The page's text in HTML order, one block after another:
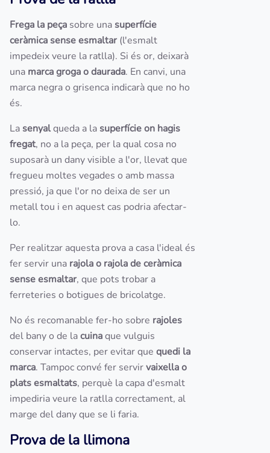
Frega la peça sobre unasuperfície
ceràmica sense esmaltar(l'esmalt
impedeix veure la ratlla). Si és or, deixarà
una marca groga o daurada. En canvi, una
marca negra o grisenca indicarà que no ho
és.
Lasenyalqueda a lasuperfície on hagis
fregat, no a la peça, per la qual cosa no
suposarà un dany visible a l'or, llevat que
fregueu moltes vegades o amb massa
pressió, ja que l'or no deixa de ser un
metall tou i en aquest cas podria afectar-
lo.
Per realitzar aquesta prova a casa l'ideal és
fer servir una rajola o rajola de ceràmica
sense esmaltar, que pots trobar a
ferreteries o botigues de bricolatge.
No és recomanable fer-ho sobre rajoles
del bany o de lacuinaque vulguis
conservar intactes, per evitar que quedi la
marca. Tampoc convé fer servirvaixella o
plats esmaltats, perquè la capa d'esmalt
impediria veure la ratlla correctament, al
marge del dany que se li faria.
Prova de la llimona